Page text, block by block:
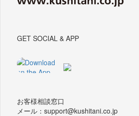
GET SOCIAL & APP
お客様相談窓口
メール：support@kushitani.co.jp